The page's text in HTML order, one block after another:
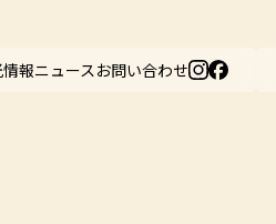
報ニュース お問い合わせ